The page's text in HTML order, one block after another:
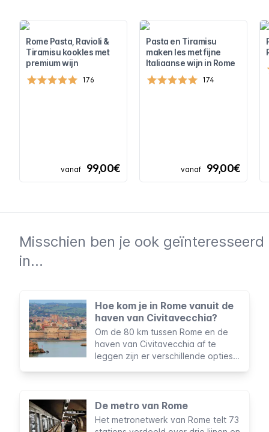
Rome Pasta, Ravioli &
Tiramisu kookles met
premium wijn
176
vanaf 99,00€
Pasta en Tiramisu
maken les met fijne
Italiaanse wijn in Rome
174
vanaf 99,00€
Misschien ben je ook geïnteresseerd
in...
Hoe kom je in Rome vanuit de
haven van Civitavecchia?
Om de 80 km tussen Rome en de
haven van Civitavecchia af te
leggen zijn er verschillende opties
De metro van Rome
Het metronetwerk van Rome telt 73